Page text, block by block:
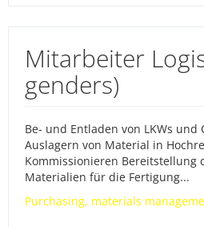
Mitarbeiter
genders)
Be- und Entladen von LKWs
Auslagern von Material in
Kommissionieren Bereitstellung
Materialien für die Fertigung...
Purchasing, materials